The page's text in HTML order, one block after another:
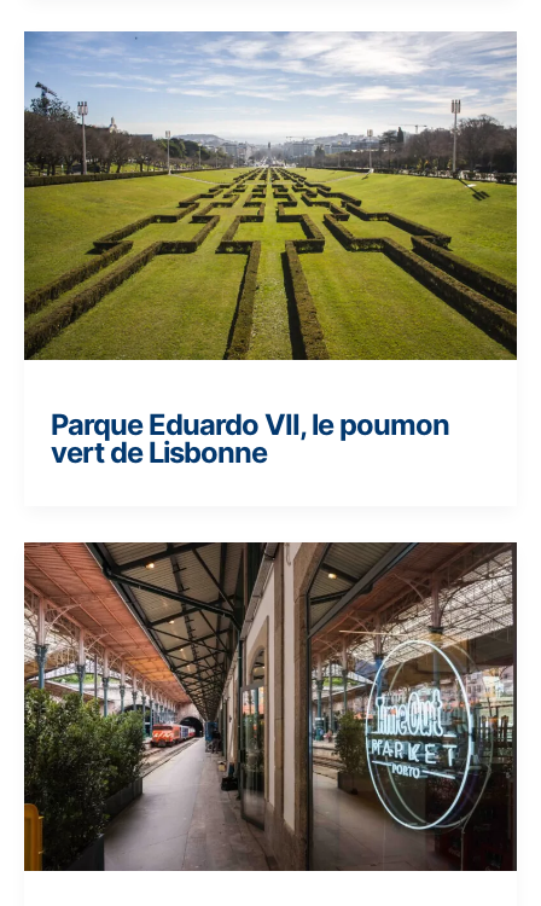
Parque Eduardo VII, le poumon
vert de Lisbonne